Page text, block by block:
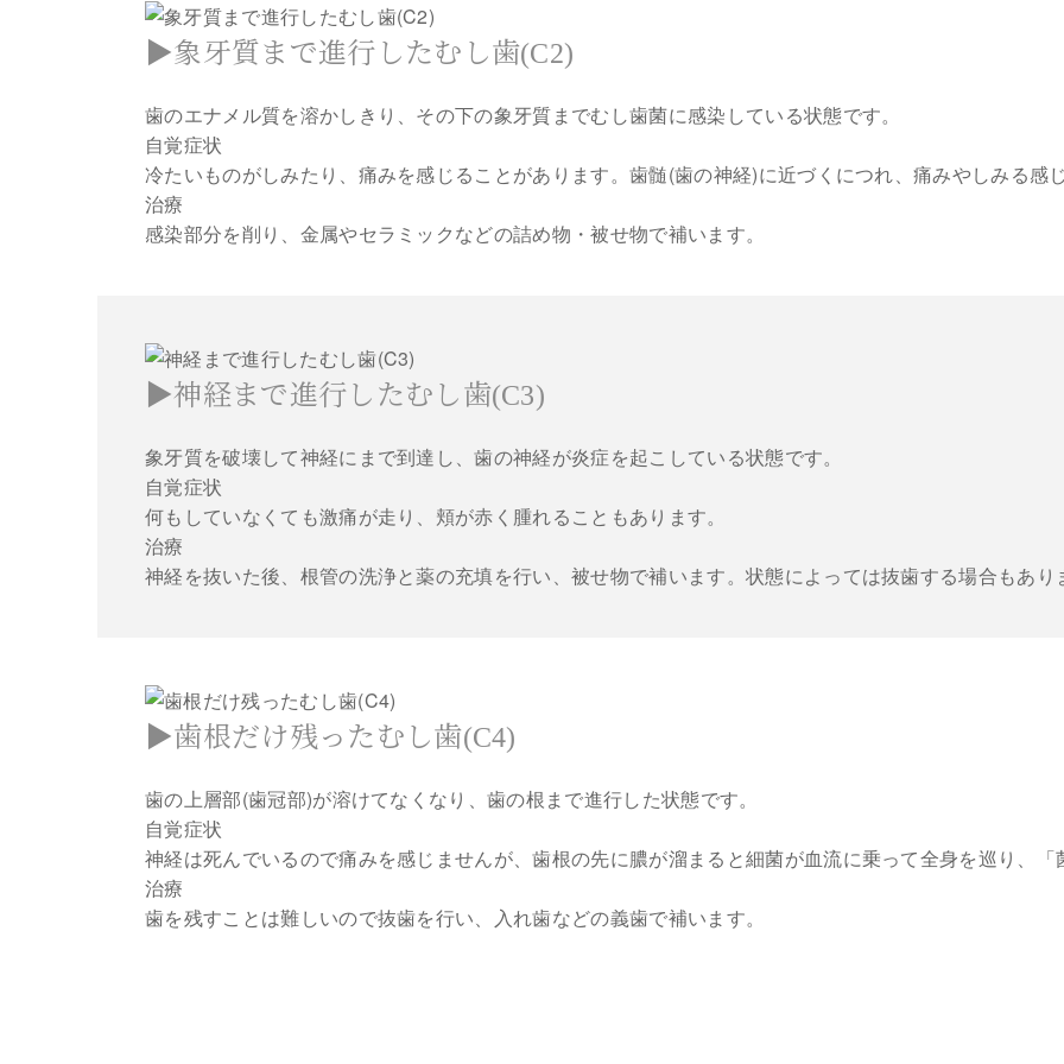
▶象牙質まで進行したむし歯(C2)
歯のエナメル質を溶かしきり、その下の象牙質までむし歯菌に感染している状態です。
自覚症状
冷たいものがしみたり、痛みを感じることがあります。歯髄(歯の神経)に近づくにつれ、痛みやしみる感
治療
感染部分を削り、金属やセラミックなどの詰め物・被せ物で補います。
▶神経まで進行したむし歯(C3)
象牙質を破壊して神経にまで到達し、歯の神経が炎症を起こしている状態です。
自覚症状
何もしていなくても激痛が走り、頬が赤く腫れることもあります。
治療
神経を抜いた後、根管の洗浄と薬の充填を行い、被せ物で補います。状態によっては抜歯する場合もあり
▶歯根だけ残ったむし歯(C4)
歯の上層部(歯冠部)が溶けてなくなり、歯の根まで進行した状態です。
自覚症状
神経は死んでいるので痛みを感じませんが、歯根の先に膿が溜まると細菌が血流に乗って全身を巡り、「
治療
歯を残すことは難しいので抜歯を行い、入れ歯などの義歯で補います。